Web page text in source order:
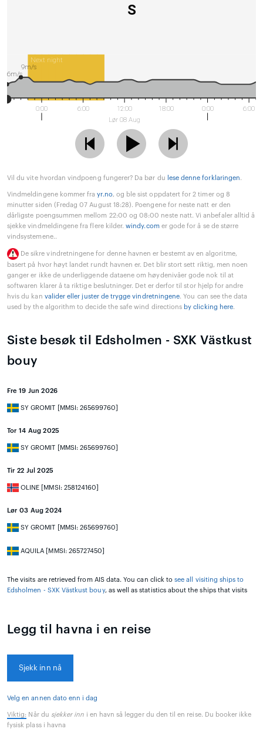
S
Next night
0:00 6:00
12:00
Lør 08 Aug
18:00 0:00 6:00
9m/s
6m/s
Vil du vite hvordan vindpoeng fungerer? Da bør du lese denne forklaringen.
Vindmeldingene kommer frayr.no, og ble sist oppdatert for 2 timer og 8
minutter siden (Fredag 07 August 18:28). Poengene for neste natt er den
dårligste poengsummen mellom 22:00 og 08:00 neste natt. Vi anbefaler alltid å
sjekke vindmeldingene fra flere kilder.windy.comer gode for å se de større
vindsystemene..
De sikre vindretningene for denne havnen er bestemt av en algoritme,
basert på hvor høyt landet rundt havnen er. Det blir stort sett riktig, men noen
ganger er ikke de underliggende dataene om høydenivåer gode nok til at
softwaren klarer å ta riktige beslutninger. Det er derfor til stor hjelp for andre
hvis du kan valider eller juster de trygge vindretningene. You can see the data
used by the algorithm to decide the safe wind directions by clicking here.
Siste besøk til Edsholmen - SXK Västkust
bouy
Fre 19 Jun 2026
SY GROMIT [MMSI: 265699760]
Tor 14 Aug 2025
SY GROMIT [MMSI: 265699760]
Tir 22 Jul 2025
OLINE [MMSI: 258124160]
Lør 03 Aug 2024
SY GROMIT [MMSI: 265699760]
AQUILA [MMSI: 265727450]
The visits are retrieved from AIS data. You can click tosee all visiting ships to
Edsholmen - SXK Västkust bouy, as well as statistics about the ships that visits
Legg til havna i en reise
Sjekk inn nå
Velg en annen dato enn i dag
Viktig: Når du sjekker inn i en havn så legger du den til en reise. Du booker ikke
fysisk plass i havna